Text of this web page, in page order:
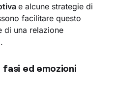
e alcune strategie di
facilitare questo
di una relazione
fasi ed emozioni